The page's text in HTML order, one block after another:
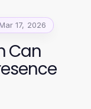
17, 2026
Can